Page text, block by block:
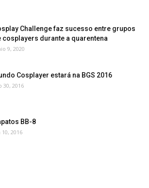
Challenge faz sucesso entre grupos
cosplayers durante a quarentena
9, 2020
Cosplayer estará na BGS 2016
30, 2016
BB-8
10, 2016